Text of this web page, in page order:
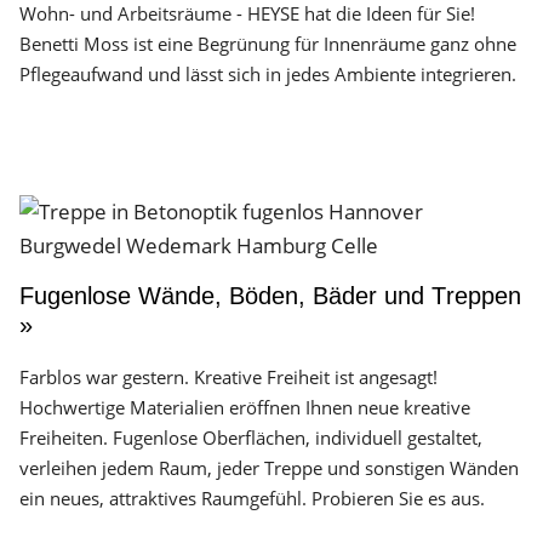
Wohn- und Arbeitsräume - HEYSE hat die Ideen für Sie!
Benetti Moss ist eine Begrünung für Innenräume ganz ohne
Pflegeaufwand und lässt sich in jedes Ambiente integrieren.
Fugenlose Wände, Böden, Bäder und Treppen
»
Farblos war gestern. Kreative Freiheit ist angesagt!
Hochwertige Materialien eröffnen Ihnen neue kreative
Freiheiten. Fugenlose Oberflächen, individuell gestaltet,
verleihen jedem Raum, jeder Treppe und sonstigen Wänden
ein neues, attraktives Raumgefühl. Probieren Sie es aus.